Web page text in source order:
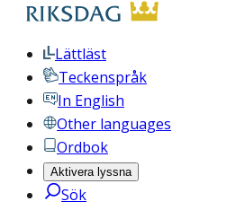
Lättläst
Teckenspråk
In English
Other languages
Ordbok
Aktivera lyssna
Sök